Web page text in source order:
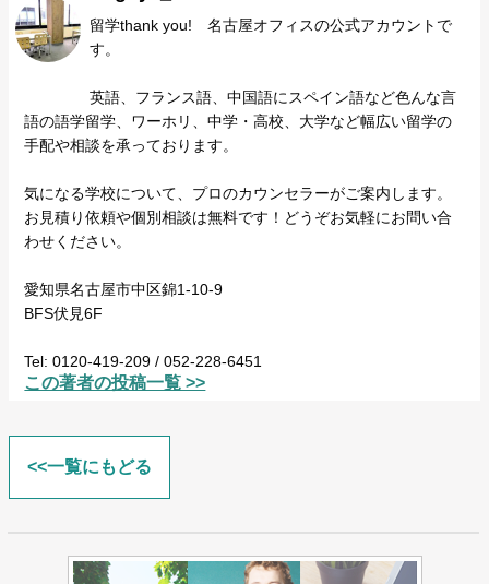
留学thank you! 名古屋オフィスの公式アカウントで
す。
英語、フランス語、中国語にスペイン語など色んな言
語の語学留学、ワーホリ、中学・高校、大学など幅広い留学の
手配や相談を承っております。
気になる学校について、プロのカウンセラーがご案内します。
お見積り依頼や個別相談は無料です！どうぞお気軽にお問い合
わせください。
愛知県名古屋市中区錦1-10-9
BFS伏見6F
Tel: 0120-419-209 / 052-228-6451
この著者の投稿一覧 >>
<<一覧にもどる